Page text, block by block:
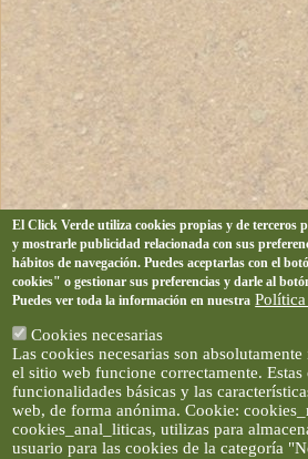
El Click Verde utiliza cookies propias y de terceros
y mostrarle publicidad relacionada con sus
hábitos de navegación. Puedes aceptarlas con el
cookies" o gestionar sus preferencias y darle al
Puedes ver toda la información en nuestra
Cookies necesarias
Las cookies necesarias son
el sitio web funcione correctamente.
funcionalidades básicas y las
web, de forma anónima. Cookie:
cookies_anal_liticas, utilizas para
usuario para las cookies de la categoría